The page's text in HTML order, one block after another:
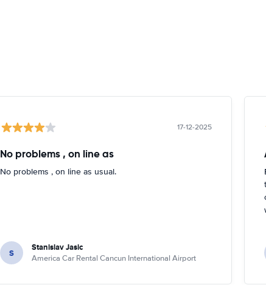
17-12-2025
No problems , on line as
No problems , on line as usual.
S Stanislav Jasic
America Car Rental Cancun International Airport